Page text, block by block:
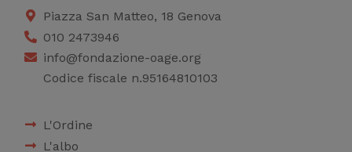
Piazza San Matteo, 18 Genova
010 2473946
info@fondazione-oage.org
Codice fiscale n.95164810103
L'Ordine
L'albo